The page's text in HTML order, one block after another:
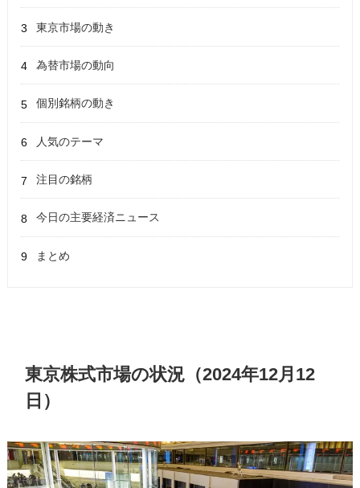
東京市場の動き
為替市場の動向
個別銘柄の動き
人気のテーマ
注目の銘柄
今日の主要経済ニュース
まとめ
東京株式市場の状況（2024年12月12
日）